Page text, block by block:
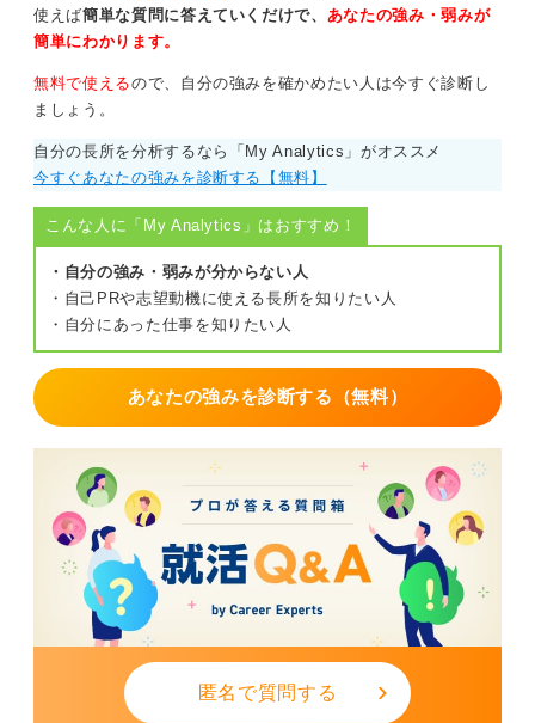
使えば簡単な質問に答えていくだけで、 あなたの強み・弱みが
簡単にわかります。
無料で使えるので、自分の強みを確かめたい人は今すぐ診断し
ましょう。
自分の長所を分析するなら「My Analytics」がオススメ
今すぐあなたの強みを診断する【無料】
こんな人に「My Analytics」はおすすめ！
・自分の強み・弱みが分からない人
・自己PRや志望動機に使える長所を知りたい人
・自分にあった仕事を知りたい人
あなたの強みを診断する（無料）
匿名で質問する